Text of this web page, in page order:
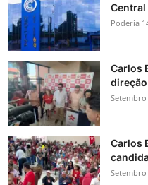
Central
Poderia
Carlos
Setembro
Carlos
Setembro